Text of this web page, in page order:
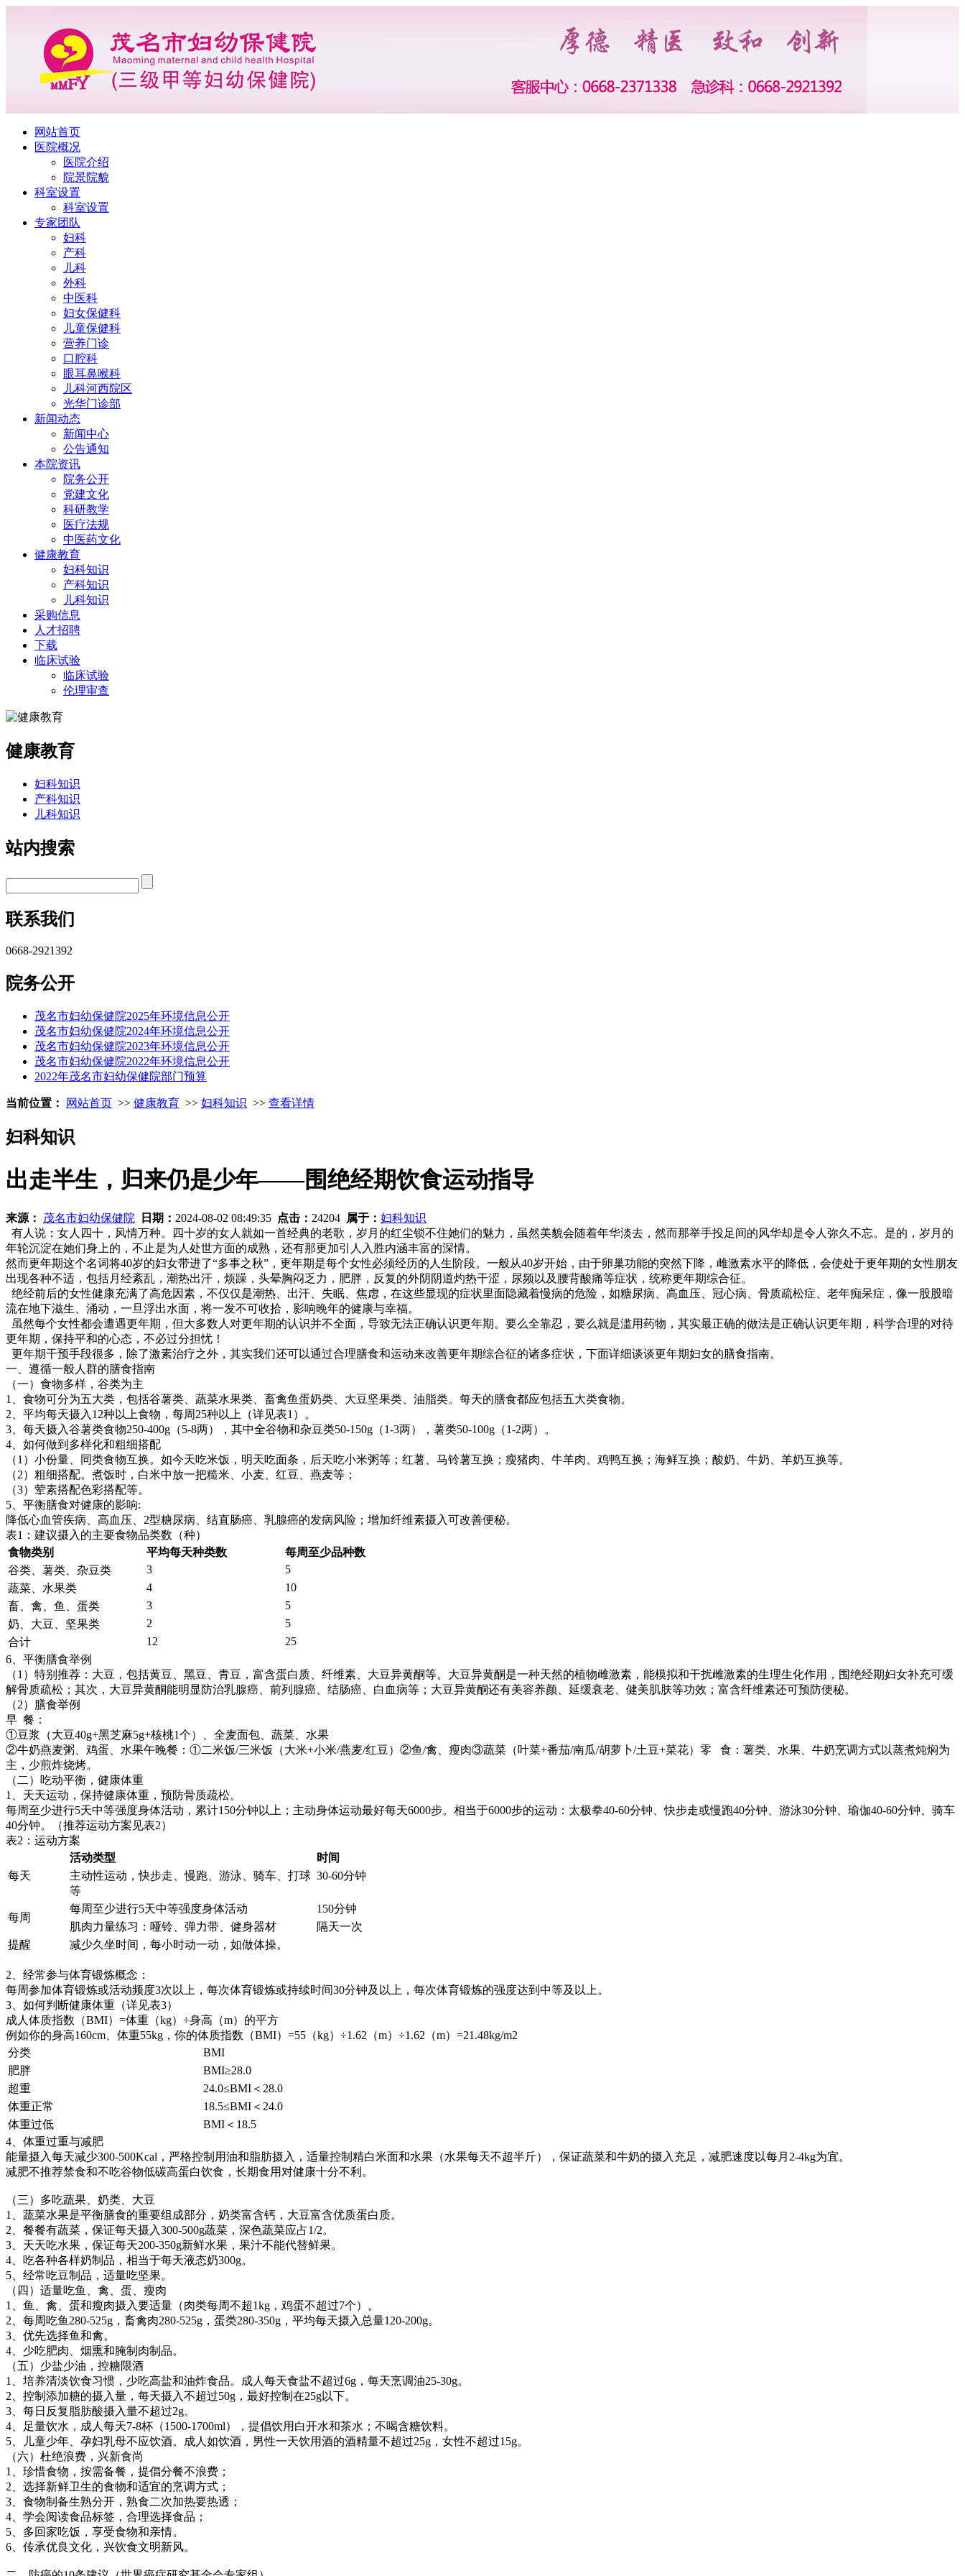
网站首页
医院概况
医院介绍
院景院貌
科室设置
科室设置
专家团队
妇科
产科
儿科
外科
中医科
妇女保健科
儿童保健科
营养门诊
口腔科
眼耳鼻喉科
儿科河西院区
光华门诊部
新闻动态
新闻中心
公告通知
本院资讯
院务公开
党建文化
科研教学
医疗法规
中医药文化
健康教育
妇科知识
产科知识
儿科知识
采购信息
人才招聘
下载
临床试验
临床试验
伦理审查
健康教育
妇科知识
产科知识
儿科知识
站内搜索
联系我们
0668-2921392
院务公开
茂名市妇幼保健院2025年环境信息公开
茂名市妇幼保健院2024年环境信息公开
茂名市妇幼保健院2023年环境信息公开
茂名市妇幼保健院2022年环境信息公开
2022年茂名市妇幼保健院部门预算
当前位置： 网站首页 >> 健康教育 >> 妇科知识 >> 查看详情
妇科知识
出走半生，归来仍是少年——围绝经期饮食运动指导
来源： 茂名市妇幼保健院 日期： 2024-08-02 08:49:35 点击： 24204 属于： 妇科知识
有人说：女人四十，风情万种。四十岁的女人就如一首经典的老歌，岁月的红尘锁不住她们的魅力，虽然美貌会随着年华淡去，然而那举手投足间的风华却是令人弥久不忘。是的，岁月的
年轮沉淀在她们身上的，不止是为人处世方面的成熟，还有那更加引人入胜内涵丰富的深情。
然而更年期这个名词将40岁的妇女带进了“多事之秋”，更年期是每个女性必须经历的人生阶段。一般从40岁开始，由于卵巢功能的突然下降，雌激素水平的降低，会使处于更年期的女性朋友
出现各种不适，包括月经紊乱，潮热出汗，烦躁，头晕胸闷乏力，肥胖，反复的外阴阴道灼热干涩，尿频以及腰背酸痛等症状，统称更年期综合征。
绝经前后的女性健康充满了高危因素，不仅仅是潮热、出汗、失眠、焦虑，在这些显现的症状里面隐藏着慢病的危险，如糖尿病、高血压、冠心病、骨质疏松症、老年痴呆症，像一股股暗
流在地下滋生、涌动，一旦浮出水面，将一发不可收拾，影响晚年的健康与幸福。
虽然每个女性都会遭遇更年期，但大多数人对更年期的认识并不全面，导致无法正确认识更年期。要么全靠忍，要么就是滥用药物，其实最正确的做法是正确认识更年期，科学合理的对待
更年期，保持平和的心态，不必过分担忧！
更年期干预手段很多，除了激素治疗之外，其实我们还可以通过合理膳食和运动来改善更年期综合征的诸多症状，下面详细谈谈更年期妇女的膳食指南。
一、遵循一般人群的膳食指南
（一）食物多样，谷类为主
1、食物可分为五大类，包括谷薯类、蔬菜水果类、畜禽鱼蛋奶类、大豆坚果类、油脂类。每天的膳食都应包括五大类食物。
2、平均每天摄入12种以上食物，每周25种以上（详见表1）。
3、每天摄入谷薯类食物250-400g（5-8两），其中全谷物和杂豆类50-150g（1-3两），薯类50-100g（1-2两）。
4、如何做到多样化和粗细搭配
（1）小份量、同类食物互换。如今天吃米饭，明天吃面条，后天吃小米粥等；红薯、马铃薯互换；瘦猪肉、牛羊肉、鸡鸭互换；海鲜互换；酸奶、牛奶、羊奶互换等。
（2）粗细搭配。煮饭时，白米中放一把糙米、小麦、红豆、燕麦等；
（3）荤素搭配色彩搭配等。
5、平衡膳食对健康的影响:
降低心血管疾病、高血压、2型糖尿病、结直肠癌、乳腺癌的发病风险；增加纤维素摄入可改善便秘。
表1：建议摄入的主要食物品类数（种）
食物类别
平均每天种类数
每周至少品种数
谷类、薯类、杂豆类
3
5
蔬菜、水果类
4
10
畜、禽、鱼、蛋类
3
5
奶、大豆、坚果类
2
5
合计
12
25
6、平衡膳食举例
（1）特别推荐：大豆，包括黄豆、黑豆、青豆，富含蛋白质、纤维素、大豆异黄酮等。大豆异黄酮是一种天然的植物雌激素，能模拟和干扰雌激素的生理生化作用，围绝经期妇女补充可缓
解骨质疏松；其次，大豆异黄酮能明显防治乳腺癌、前列腺癌、结肠癌、白血病等；大豆异黄酮还有美容养颜、延缓衰老、健美肌肤等功效；富含纤维素还可预防便秘。
（2）膳食举例
早 餐：
①豆浆（大豆40g+黑芝麻5g+核桃1个）、全麦面包、蔬菜、水果
②牛奶燕麦粥、鸡蛋、水果午晚餐：①二米饭/三米饭（大米+小米/燕麦/红豆）②鱼/禽、瘦肉③蔬菜（叶菜+番茄/南瓜/胡萝卜/土豆+菜花）零 食：薯类、水果、牛奶烹调方式以蒸煮炖焖为
主，少煎炸烧烤。
（二）吃动平衡，健康体重
1、天天运动，保持健康体重，预防骨质疏松。
每周至少进行5天中等强度身体活动，累计150分钟以上；主动身体运动最好每天6000步。相当于6000步的运动：太极拳40-60分钟、快步走或慢跑40分钟、游泳30分钟、瑜伽40-60分钟、骑车
40分钟。（推荐运动方案见表2）
表2：运动方案
活动类型
时间
每天
主动性运动，快步走、慢跑、游泳、骑车、打球
等
30-60分钟
每周
每周至少进行5天中等强度身体活动
150分钟
肌肉力量练习：哑铃、弹力带、健身器材
隔天一次
提醒
减少久坐时间，每小时动一动，如做体操。
2、经常参与体育锻炼概念：
每周参加体育锻炼或活动频度3次以上，每次体育锻炼或持续时间30分钟及以上，每次体育锻炼的强度达到中等及以上。
3、如何判断健康体重（详见表3）
成人体质指数（BMI）=体重（kg）÷身高（m）的平方
例如你的身高160cm、体重55kg，你的体质指数（BMI）=55（kg）÷1.62（m）÷1.62（m）=21.48kg/m2
分类
BMI
肥胖
BMI≥28.0
超重
24.0≤BMI＜28.0
体重正常
18.5≤BMI＜24.0
体重过低
BMI＜18.5
4、体重过重与减肥
能量摄入每天减少300-500Kcal，严格控制用油和脂肪摄入，适量控制精白米面和水果（水果每天不超半斤），保证蔬菜和牛奶的摄入充足，减肥速度以每月2-4kg为宜。
减肥不推荐禁食和不吃谷物低碳高蛋白饮食，长期食用对健康十分不利。
（三）多吃蔬果、奶类、大豆
1、蔬菜水果是平衡膳食的重要组成部分，奶类富含钙，大豆富含优质蛋白质。
2、餐餐有蔬菜，保证每天摄入300-500g蔬菜，深色蔬菜应占1/2。
3、天天吃水果，保证每天200-350g新鲜水果，果汁不能代替鲜果。
4、吃各种各样奶制品，相当于每天液态奶300g。
5、经常吃豆制品，适量吃坚果。
（四）适量吃鱼、禽、蛋、瘦肉
1、鱼、禽、蛋和瘦肉摄入要适量（肉类每周不超1kg，鸡蛋不超过7个）。
2、每周吃鱼280-525g，畜禽肉280-525g，蛋类280-350g，平均每天摄入总量120-200g。
3、优先选择鱼和禽。
4、少吃肥肉、烟熏和腌制肉制品。
（五）少盐少油，控糖限酒
1、培养清淡饮食习惯，少吃高盐和油炸食品。成人每天食盐不超过6g，每天烹调油25-30g。
2、控制添加糖的摄入量，每天摄入不超过50g，最好控制在25g以下。
3、每日反复脂肪酸摄入量不超过2g。
4、足量饮水，成人每天7-8杯（1500-1700ml），提倡饮用白开水和茶水；不喝含糖饮料。
5、儿童少年、孕妇乳母不应饮酒。成人如饮酒，男性一天饮用酒的酒精量不超过25g，女性不超过15g。
（六）杜绝浪费，兴新食尚
1、珍惜食物，按需备餐，提倡分餐不浪费；
2、选择新鲜卫生的食物和适宜的烹调方式；
3、食物制备生熟分开，熟食二次加热要热透；
4、学会阅读食品标签，合理选择食品；
5、多回家吃饭，享受食物和亲情。
6、传承优良文化，兴饮食文明新风。